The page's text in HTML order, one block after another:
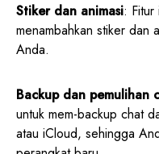
Stiker dan animasi: Fitur
menambahkan stiker dan
Anda.
Backup dan pemulihan
untuk mem-backup chat
atau iCloud, sehingga